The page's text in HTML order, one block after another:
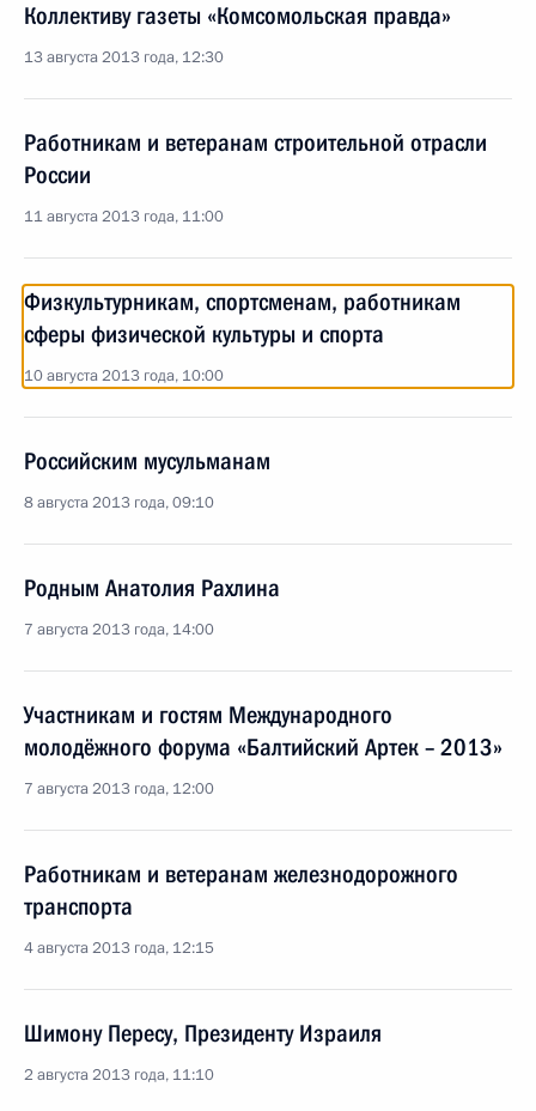
Коллективу газеты «Комсомольская правда»
13 августа 2013 года, 12:30
Работникам и ветеранам строительной отрасли
России
11 августа 2013 года, 11:00
Физкультурникам, спортсменам, работникам
сферы физической культуры и спорта
10 августа 2013 года, 10:00
Российским мусульманам
8 августа 2013 года, 09:10
Родным Анатолия Рахлина
7 августа 2013 года, 14:00
Участникам и гостям Международного
молодёжного форума «Балтийский Артек – 2013»
7 августа 2013 года, 12:00
Работникам и ветеранам железнодорожного
транспорта
4 августа 2013 года, 12:15
Шимону Пересу, Президенту Израиля
2 августа 2013 года, 11:10